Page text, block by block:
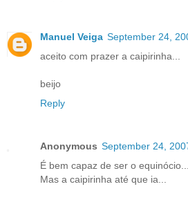
Manuel Veiga September 24,
aceito com prazer a caipirinha...
beijo
Reply
Anonymous September 24,
É bem capaz de ser o
Mas a caipirinha até que ia...